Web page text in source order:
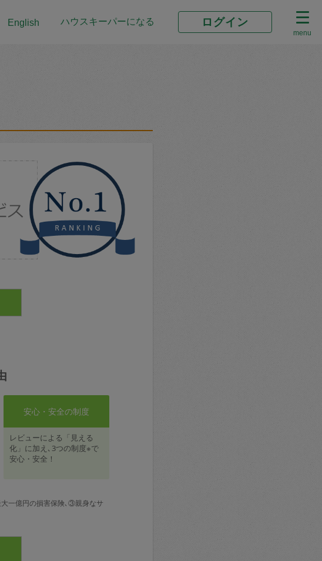
English ハウスキーパーになる ログイン
menu
安心・安全の制度
レビューによる「見える
化」に加え､3つの制度※で
安心・安全！
一億円の損害保険､③親身なサ